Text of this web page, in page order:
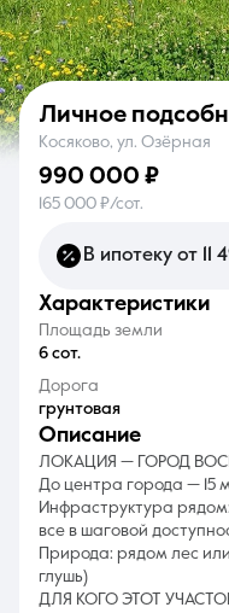
О компании
8
Личное
Косяково, ул. Озёрная
990 000 ₽
165 000 ₽/сот.
В ипотеку от 11
характеристики
Площадь земли
6 сот.
Дорога
грунтовая
описание
ЛОКАЦИЯ — ГОРОД
До центра города — 15
Инфраструктура
все в шаговой
Природа: рядом лес
глушь)
ДЛЯ КОГО ЭТОТ